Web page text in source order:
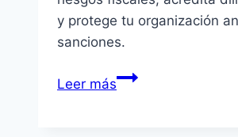
y protege tu organización
sanciones.
Leer másCompliance